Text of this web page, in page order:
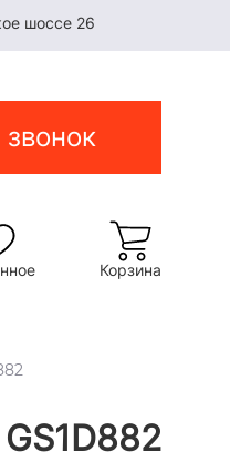
шоссе 26
звонок
Корзина